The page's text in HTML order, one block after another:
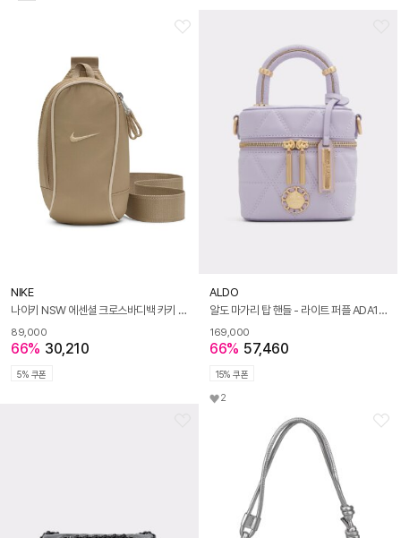
NIKE
나이키 NSW 에센셜 크로스바디백 카키 DJ9794-247
89,000
66% 30,210
5% 쿠폰
ALDO
알도 마가리 탑 핸들 - 라이트 퍼플 ADA1H036HZ530
169,000
66% 57,460
15% 쿠폰
2